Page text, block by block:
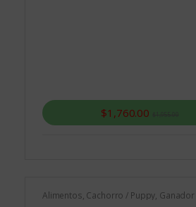
$1,760.00
Alimentos, Cachorro / Puppy, Ganador